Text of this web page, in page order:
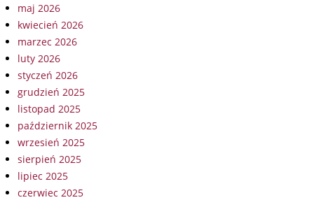
maj 2026
kwiecień 2026
marzec 2026
luty 2026
styczeń 2026
grudzień 2025
listopad 2025
październik 2025
wrzesień 2025
sierpień 2025
lipiec 2025
czerwiec 2025